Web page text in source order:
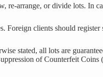
re-arrange, or divide lots. In
Foreign clients should
stated, all lots are
of Counterfeit